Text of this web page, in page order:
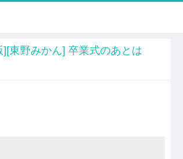
東野みかん] 卒業式のあとは